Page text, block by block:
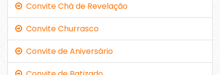
Convite Chá de Revelação
Convite Churrasco
Convite de Aniversário